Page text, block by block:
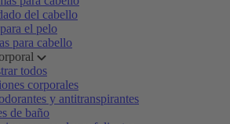
del cabello
el pelo
para cabello
todos
corporales
y antitranspirantes
de baño